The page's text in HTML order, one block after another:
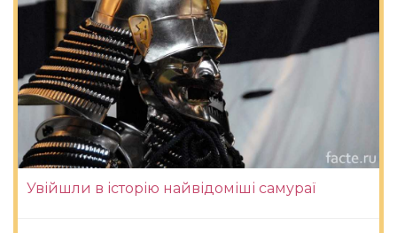
Увійшли в історію найвідоміші самураї